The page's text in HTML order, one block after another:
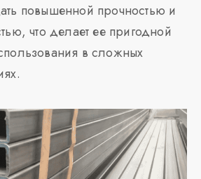
повышенной прочностью и
что делает ее пригодной
в сложных